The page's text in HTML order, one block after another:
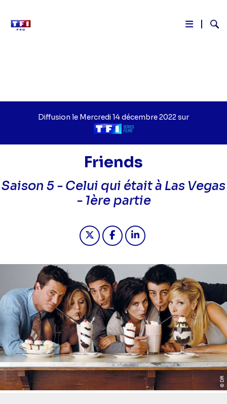
Diffusion le Jour
Mercredi 14 décembre 2022sur
Chaîne
Friends
Saison 5 -Celui qui était à Las Vegas
- 1ère partie
Partager "2022-12-14 17:10 -
Partager "2022-12-14 17:10